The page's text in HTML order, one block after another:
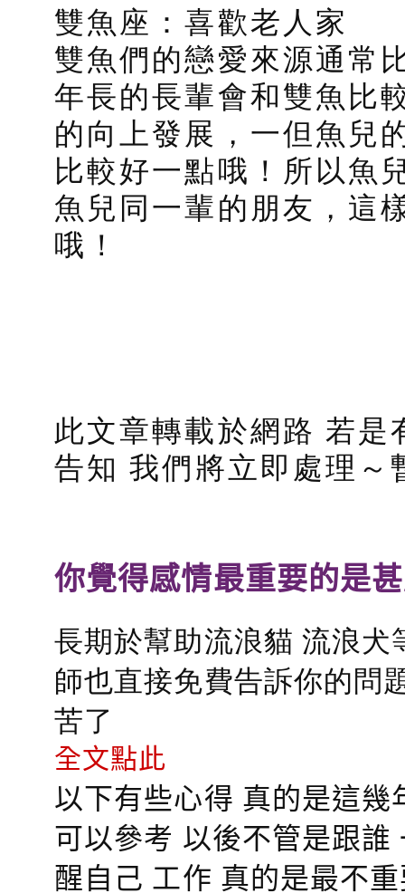
雙魚座：喜歡老人家
雙魚們的戀愛來源通常
年長的長輩會和雙魚比
的向上發展，一但魚兒
比較好一點哦！所以魚
魚兒同一輩的朋友，這
哦！
此文章轉載於網路 若
告知 我們將立即處理～
你覺得感情最重要的是
長期於幫助流浪貓 流浪
師也直接免費告訴你的問
苦了
全文點此
以下有些心得 真的是這
可以參考 以後不管是跟
醒自己 工作 真的是最不